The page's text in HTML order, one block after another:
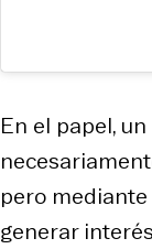
En el papel,
pero
generar